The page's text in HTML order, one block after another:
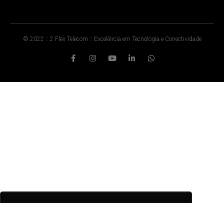
© 2022 :: 2 Flex Telecom :: Excelência em Tecnologia e Conectividade